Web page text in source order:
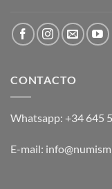
CONTACTO
Whatsapp: +34 645
E-mail: